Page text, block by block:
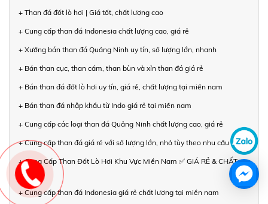
+ Than đá đốt lò hơi | Giá tốt, chất lượng cao
+ Cung cấp than đá Indonesia chất lượng cao, giá rẻ
+ Xưởng bán than đá Quảng Ninh uy tín, số lượng lớn, nhanh
+ Bán than cục, than cám, than bùn và xỉn than đá giá rẻ
+ Bán than đá đốt lò hơi uy tín, giá rẻ, chất lượng tại miền nam
+ Bán than đá nhập khẩu từ Indo giá rẻ tại miền nam
+ Cung cấp các loại than đá Quảng Ninh chất lượng cao, giá rẻ
+ Cung cấp than đá giá rẻ với số lượng lớn, nhỏ tùy theo nhu cầu
+ Cung Cấp Than Đốt Lò Hơi Khu Vực Miền Nam ✅ GIÁ RẺ & CHẤT
LƯỢNG
+ Cung cấp than đá Indonesia giá rẻ chất lượng tại miền nam